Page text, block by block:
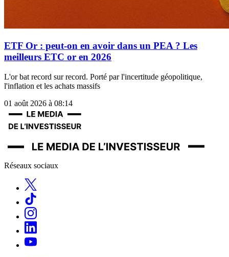
ETF Or : peut-on en avoir dans un PEA ? Les
meilleurs ETC or en 2026
L'or bat record sur record. Porté par l'incertitude géopolitique,
l'inflation et les achats massifs
01 août 2026 à 08:14
Réseaux sociaux